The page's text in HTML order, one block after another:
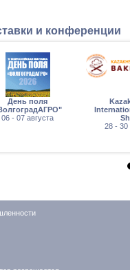
и конференции
День поля
06 - 07 августа
28 - 30